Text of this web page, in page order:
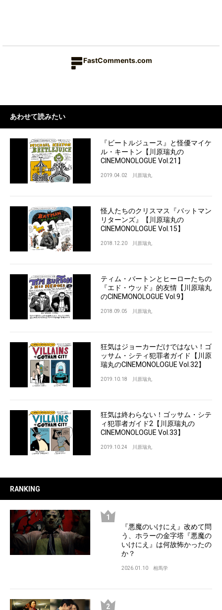
FastComments.com
あわせて読みたい
『ビートルジュース』と怪優マイケ
ル・キートン【川原瑞丸の
CINEMONOLOGUE Vol.21】
2019.04.02 川原瑞丸
怪人たちのクリスマス『バットマン
リターンズ』【川原瑞丸の
CINEMONOLOGUE Vol.15】
2018.12.20 川原瑞丸
ティム・バートンとヒーローたちの
『エド・ウッド』的友情【川原瑞丸
のCINEMONOLOGUE Vol.9】
2018.09.05 川原瑞丸
狂気はジョーカーだけではない！ゴ
ッサム・シティ犯罪者ガイド【川原
瑞丸のCINEMONOLOGUE Vol.32】
2019.10.18 川原瑞丸
狂気は終わらない！ゴッサム・シテ
ィ犯罪者ガイド2【川原瑞丸の
CINEMONOLOGUE Vol.33】
2019.10.24 川原瑞丸
RANKING
『悪魔のいけにえ』改めて問
う、ホラーの金字塔『悪魔の
いけにえ』は何故怖かったの
か？
2026.01.10 相馬学